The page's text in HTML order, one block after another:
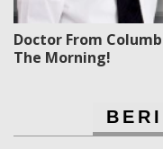
Doctor From
The Morning!